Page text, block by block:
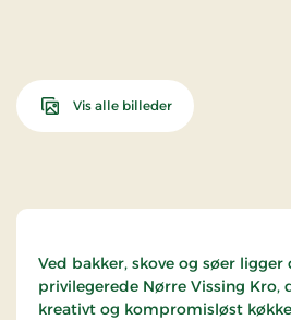
Ved bakker, skove og søer
privilegerede Nørre Vissing Kro,
kreativt og kompromisløst
Vis alle billeder